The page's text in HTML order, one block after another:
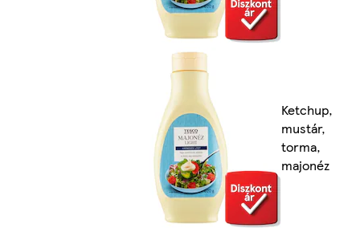
Ketchup,
mustár,
torma,
majonéz